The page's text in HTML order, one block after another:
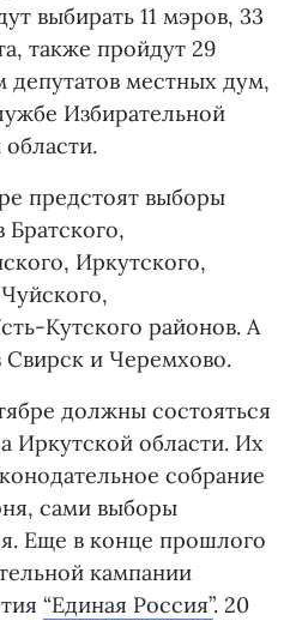
выбирать 11 мэров, 33
также пройдут 29
местных дум,
Избирательной
предстоят выборы
Братского,
Иркутского,
Кутского районов. А
Свирск и Черемхово.
должны состояться
Иркутской области. Их
собрание
сами выборы
Еще в конце прошлого
кампании
“Единая Россия”. 20